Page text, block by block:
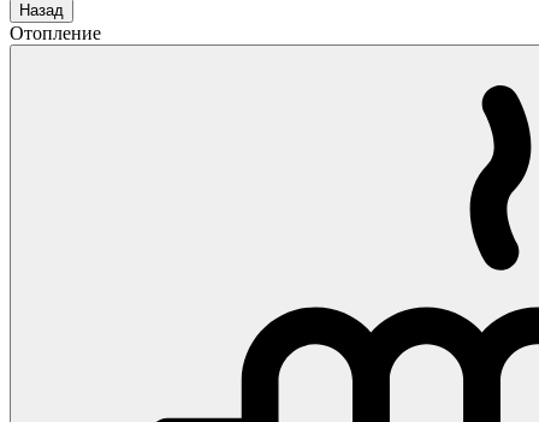
Назад
Отопление